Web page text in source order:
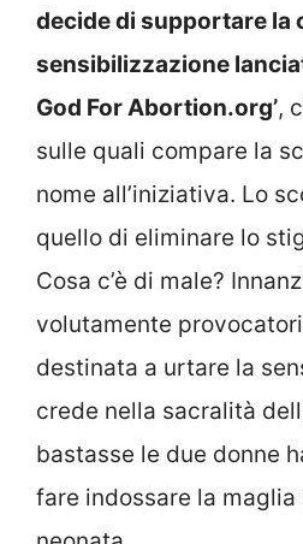
decide di supportare la
sensibilizzazione
God For Abortion.org’,
sulle quali compare la
nome all’iniziativa. Lo
quello di eliminare lo
Cosa c’è di male?
volutamente
destinata a urtare la
crede nella sacralità
bastasse le due donne
fare indossare la